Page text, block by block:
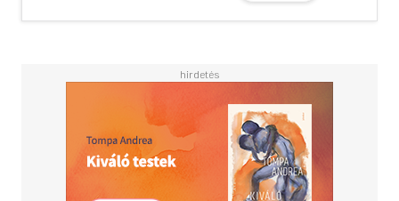
érkezett el. – A jelen kismonográfia Cassirer
filozófus műveinek atmoszféráját, kritikus distanciálással